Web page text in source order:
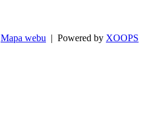
Mapa webu | Powered by XOOPS